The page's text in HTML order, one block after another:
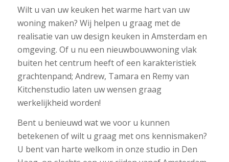
Wilt u van uw keuken het warme hart van uw
woning maken? Wij helpen u graag met de
realisatie van uw design keuken in Amsterdam en
omgeving. Of u nu een nieuwbouwwoning vlak
buiten het centrum heeft of een karakteristiek
grachtenpand; Andrew, Tamara en Remy van
Kitchenstudio laten uw wensen graag
werkelijkheid worden!
Bent u benieuwd wat we voor u kunnen
betekenen of wilt u graag met ons kennismaken?
U bent van harte welkom in onze studio in Den